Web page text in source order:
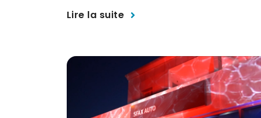
Lire la suite